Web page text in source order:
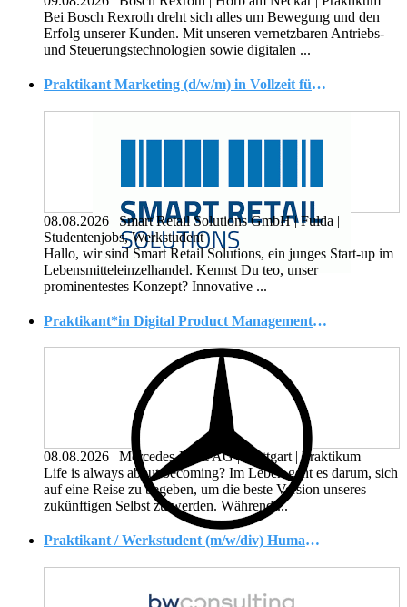
Bei Bosch Rexroth dreht sich alles um Bewegung und den
Erfolg unserer Kunden. Mit unseren vernetzbaren Antriebs-
und Steuerungstechnologien sowie digitalen ...
Praktikant Marketing (d/w/m) in Vollzeit für 37,5h/Woche, alternativ als Werkstudent Marketing (d/w/m) für max. 20h/Woche
08.08.2026 | Smart Retail Solutions GmbH| Fulda |
Studentenjobs, Werkstudent
Hallo, wir sind Smart Retail Solutions, ein junges Start-up im
Lebensmitteleinzelhandel. Kennst Du teo, unser
prominentestes Konzept? Innovative ...
Praktikant*in Digital Product Management & Digital Extras (Pflicht-Praktikum)
08.08.2026 Mercedes-Benz AG| Stuttgart Praktikum
Life is always about becoming? Im Leben geht es darum, sich
auf eine Reise zu begeben, um die beste Version unseres
zukünftigen Selbst zu werden. Während ...
Praktikant / Werkstudent (m/w/div) Human Resources Management